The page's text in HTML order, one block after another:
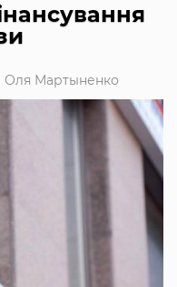
Оля Мартыненко